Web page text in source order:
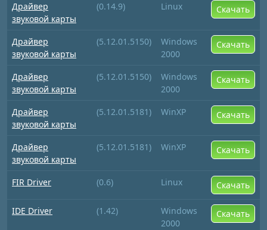
Драйвер
звуковой карты
(0.14.9) Linux Скачать
Драйвер
звуковой карты
(5.12.01.5150)
Windows
2000
Скачать
Драйвер
звуковой карты
(5.12.01.5150)
Windows
2000
Скачать
Драйвер
звуковой карты
(5.12.01.5181) WinXP Скачать
Драйвер
звуковой карты
(5.12.01.5181) WinXP Скачать
FIR Driver (0.6) Linux Скачать
IDE Driver (1.42)
Windows
2000
Скачать